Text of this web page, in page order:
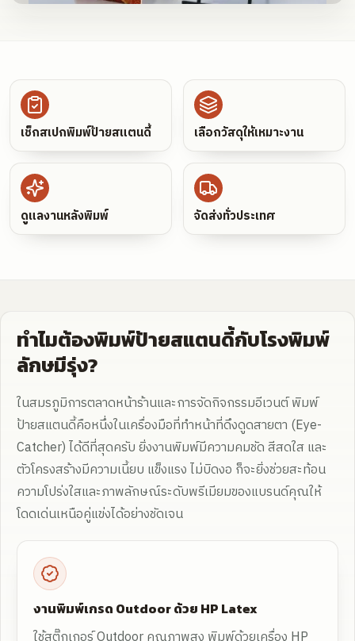
เช็กสเปกพิมพ์ป้ายสแตนดี้ เลือกวัสดุให้เหมาะงาน
ดูแลงานหลังพิมพ์ จัดส่งทั่วประเทศ
ทำไมต้องพิมพ์ป้ายสแตนดี้กับโรงพิมพ์
ลักษมีรุ่ง?
ในสมรภูมิการตลาดหน้าร้านและการจัดกิจกรรมอีเวนต์ พิมพ์
ป้ายสแตนดี้คือหนึ่งในเครื่องมือที่ทำหน้าที่ดึงดูดสายตา (Eye-
Catcher) ได้ดีที่สุดครับ ยิ่งงานพิมพ์มีความคมชัด สีสดใส และ
ตัวโครงสร้างมีความเนี้ยบ แข็งแรง ไม่บิดงอ ก็จะยิ่งช่วยสะท้อน
ความโปร่งใสและภาพลักษณ์ระดับพรีเมียมของแบรนด์คุณให้
โดดเด่นเหนือคู่แข่งได้อย่างชัดเจน
งานพิมพ์เกรด Outdoor ด้วย HP Latex